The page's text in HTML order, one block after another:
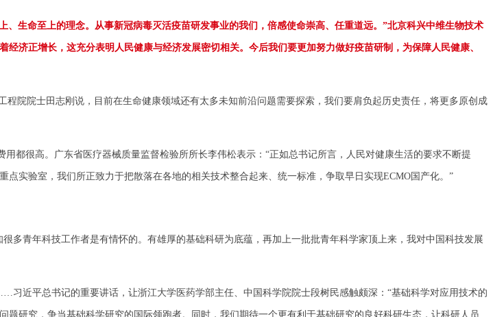
、生命至上的理念。从事新冠病毒灭活疫苗研发事业的我们，倍感使命崇高、任重道远。”北京科兴中维生物技术
济正增长，这充分表明人民健康与经济发展密切相关。今后我们要更加努力做好疫苗研制，为保障人民健康、
院士田志刚说，目前在生命健康领域还有太多未知前沿问题需要探索，我们要肩负起历史责任，将更多原创成
很高。广东省医疗器械质量监督检验所所长李伟松表示：“正如总书记所言，人民对健康生活的要求不断提
实验室，我们所正致力于把散落在各地的相关技术整合起来、统一标准，争取早日实现ECMO国产化。”
青年科技工作者是有情怀的。有雄厚的基础科研为底蕴，再加上一批批青年科学家顶上来，我对中国科技发展
近平总书记的重要讲话，让浙江大学医药学部主任、中国科学院院士段树民感触颇深：“基础科学对应用技术的
研究，争当基础科学研究的国际领跑者。同时，我们期待一个更有利于基础研究的良好科研生态，让科研人员